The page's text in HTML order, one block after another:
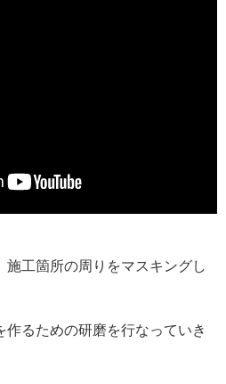
施工箇所の周りをマスキングし
るための研磨を行なっていき